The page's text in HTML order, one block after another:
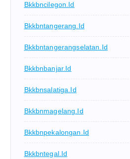
Bkkbncilegon.id
Bkkbntangerang.id
Bkkbntangerangselatan.id
Bkkbnbanjar.id
Bkkbnsalatiga.id
Bkkbnmagelang.id
Bkkbnpekalongan.id
Bkkbntegal.id